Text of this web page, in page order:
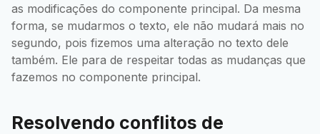
as modificações do componente principal. Da mesma
forma, se mudarmos o texto, ele não mudará mais no
segundo, pois fizemos uma alteração no texto dele
também. Ele para de respeitar todas as mudanças que
fazemos no componente principal.
Resolvendo conflitos de